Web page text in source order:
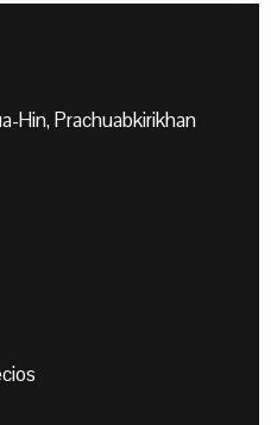
Hin, Prachuabkirikhan